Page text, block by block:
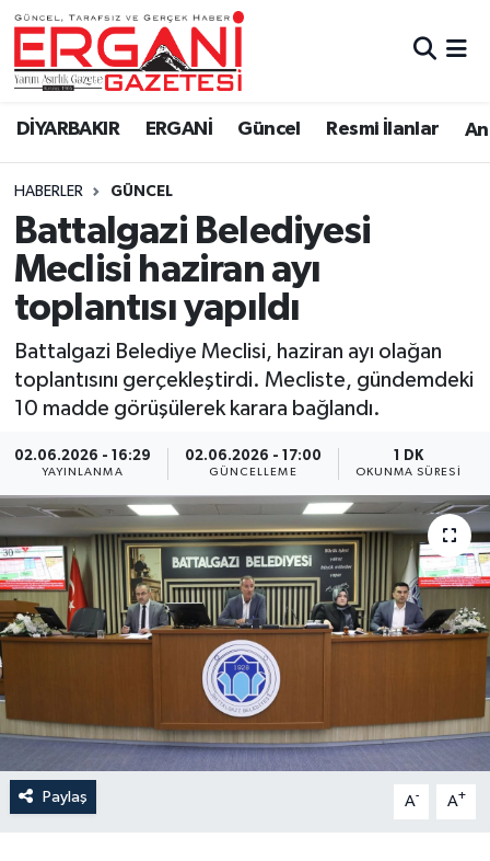
DİYARBAKIR ERGANİ Güncel Resmi İlanlar
HABERLER GÜNCEL
Battalgazi Belediyesi
Meclisi haziran ayı
toplantısı yapıldı
Battalgazi Belediye Meclisi, haziran ayı olağan
toplantısını gerçekleştirdi. Mecliste, gündemdeki
10 madde görüşülerek karara bağlandı.
02.06.2026 - 16:29
YAYINLANMA
02.06.2026 - 17:00
GÜNCELLEME
1 DK
OKUNMA SÜRESI
Paylaş A- A+
DİYARBAKIR
BİSMİL
BAĞLAR
ERGANİ
Güncel
Eği̇ti̇m
Resmi İlanlar
Sağlık
Si̇yaset
Spor
Yaşam
Anali̇z
Bi̇li̇m & Teknoloji̇
Eği̇ti̇m
Ergani Nöbetçi Eczaneler
Ergani Hava Durumu
Ergani Trafik Yoğunluk Haritası
Süper Lig Puan Durumu ve Fikstür
Tüm Manşetler
Son Dakika Haberleri
Haber Arşivi